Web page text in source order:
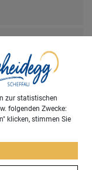
zur statistischen
folgenden Zwecke:
klicken, stimmen Sie